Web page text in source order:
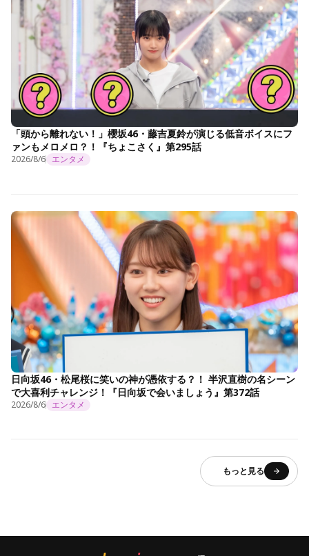
「頭から離れない！」櫻坂46・藤吉夏鈴が演じる低音ボイスにフ
ァンもメロメロ？！『ちょこさく』第295話
2026/8/6 エンタメ
日向坂46・松尾桜に笑いの神が憑依する？！ 半沢直樹の名シーン
で大喜利チャレンジ！『日向坂で会いましょう』第372話
2026/8/6 エンタメ
もっと見る